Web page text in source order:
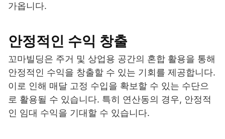
가옵니다.
안정적인 수익 창출
꼬마빌딩은 주거 및 상업용 공간의 혼합 활용을 통해
안정적인 수익을 창출할 수 있는 기회를 제공합니다.
이로 인해 매달 고정 수입을 확보할 수 있는 수단으
로 활용될 수 있습니다. 특히 연산동의 경우, 안정적
인 임대 수익을 기대할 수 있습니다.